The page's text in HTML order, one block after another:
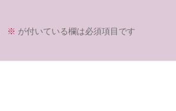
※ が付いている欄は必須項目です